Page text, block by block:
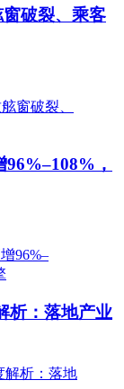
破裂、乘客
，
析：落地产业